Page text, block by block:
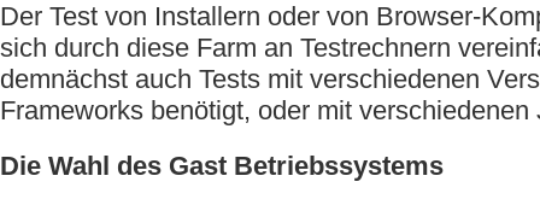
Der Test von Installern oder von Browser-
sich durch diese Farm an Testrechnern
demnächst auch Tests mit verschiedenen
Frameworks benötigt, oder mit verschiedenen
Die Wahl des Gast Betriebssystems